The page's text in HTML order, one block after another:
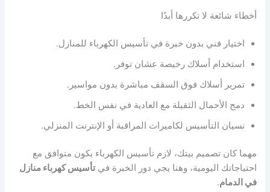
أخطاء شائعة لا تكررها أبدًا
اختيار فني بدون خبرة في تأسيس الكهرباء للمنازل.
استخدام أسلاك رخيصة عشان توفر.
تمرير أسلاك فوق السقف مباشرة بدون مواسير.
دمج الأحمال الثقيلة مع العادية في نفس الخط.
نسيان التأسيس لكاميرات المراقبة أو الإنترنت المنزلي.
مهما كان تصميم بيتك، لازم تأسيس الكهرباء يكون متوافق مع
احتياجاتك اليومية، وهنا يجي دور الخبرة فيتأسيس كهرباء منازل
في الدمام.